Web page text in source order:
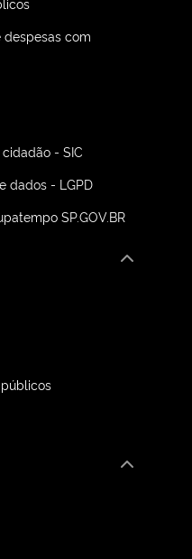
com
- SIC
dados - LGPD
SP.GOV.BR